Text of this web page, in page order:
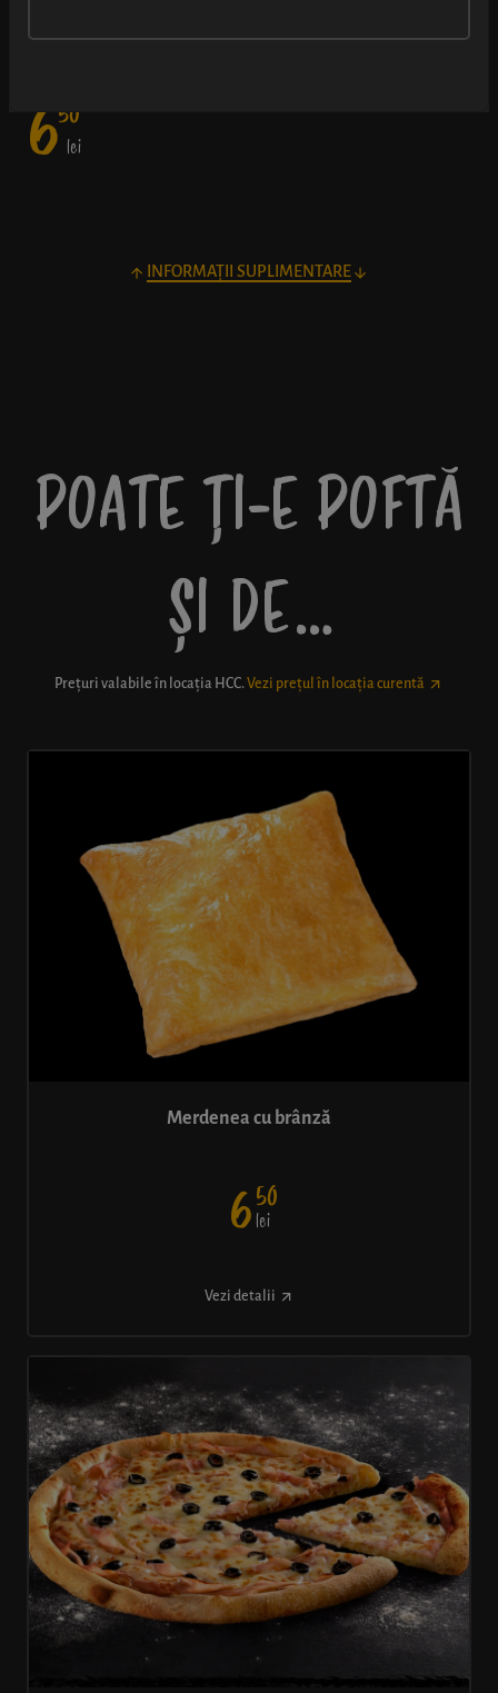
rumenit la cuptor și presărat cu puțin mac.
650
lei
INFORMAȚII SUPLIMENTARE
POATE ȚI-E POFTĂ
ȘI DE…
Prețuri valabile în locația HCC. Vezi prețul în locația curentă
Merdenea cu brânză
650
lei
Vezi detalii